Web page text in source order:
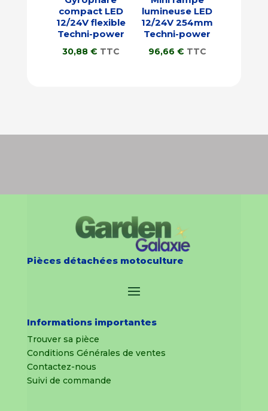
compact LED
12/24V flexible
Techni-power
30,88 € TTC
lumineuse LED
12/24V 254mm
Techni-power
96,66 € TTC
Pièces détachées motoculture
Informations importantes
Trouver sa pièce
Conditions Générales de ventes
Contactez-nous
Suivi de commande